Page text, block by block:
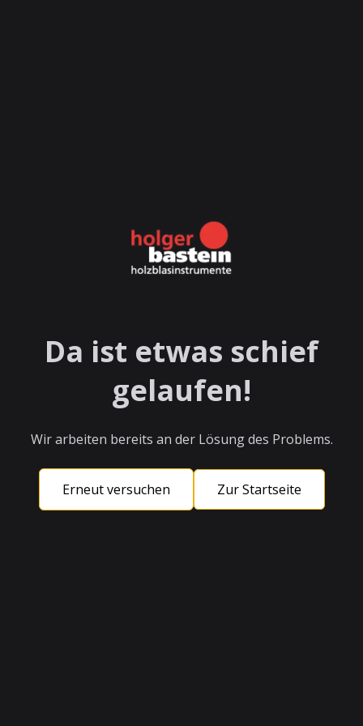
Da ist etwas schief
gelaufen!
Wir arbeiten bereits an der Lösung des Problems.
Erneut versuchen Zur Startseite